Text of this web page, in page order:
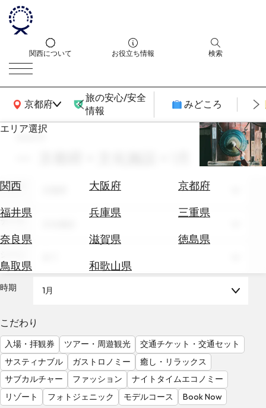
関西について お役立ち情報 検索
京都府
関西広域MAP
旅の安心/安全
情報
みどころ
エリア選択
関西 大阪府
京都府
福井県
兵庫県
三重県
奈良県
滋賀県
徳島県
鳥取県
和歌山県
エ
券
テ
を
調
べ
る
天
気
を
見
る
search
エリア
テーマ
時期 1月
こだわり
入場・拝観券 ツアー・周遊観光
交通チケット・交通セット
サスティナブル
ガストロノミー
癒し・リラックス
サブカルチャー
ファッション
ナイトタイムエコノミー
リゾート
フォトジェニック モデルコース Book Now